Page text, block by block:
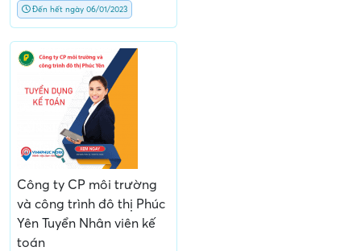
Đến hết ngày 06/01/2023
Công ty CP môi trường
và công trình đô thị Phúc
Yên Tuyển Nhân viên kế
toán